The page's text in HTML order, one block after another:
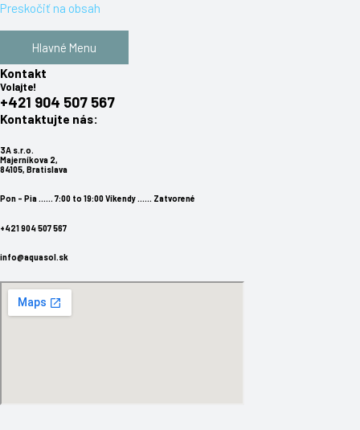
Preskočiť na obsah
Hlavné Menu
Kontakt
Volajte!
+421 904 507 567
Kontaktujte nás:
3A s.r.o.
Majerníkova 2,
84105, Bratislava
Pon - Pia ...... 7:00 to 19:00 Víkendy ...... Zatvorené
+421 904 507 567
info@aquasol.sk